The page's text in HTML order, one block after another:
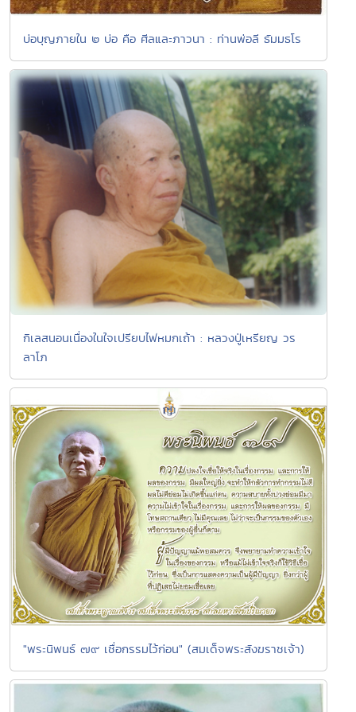
บ่อบุญภายใน ๒ บ่อ คือ ศีลและภาวนา : ท่านพ่อลี ธัมมธโร
กิเลสนอนเนื่องในใจเปรียบไฟหมกเถ้า : หลวงปู่เหรียญ วร
ลาโภ
"พระนิพนธ์ ๗๙ เชื่อกรรมไว้ก่อน" (สมเด็จพระสังฆราชเจ้า)